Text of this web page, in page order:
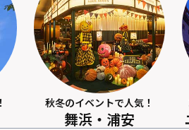
秋冬のイベントで人気！
舞浜・浦安